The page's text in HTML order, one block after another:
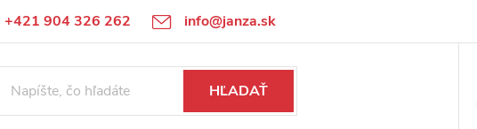
+421 904 326 262 info@janza.sk
Reklamačné podmienky Podmienky ochrany osobných údajov
HĽADAŤ